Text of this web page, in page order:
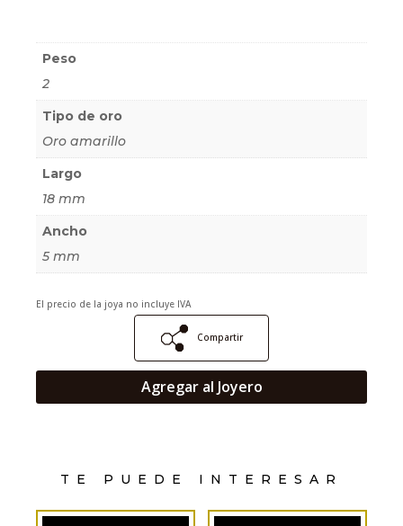
Peso
2
Tipo de oro
Oro amarillo
Largo
18 mm
Ancho
5 mm
El precio de la joya no incluye IVA
Compartir
Agregar al Joyero
TE PUEDE INTERESAR